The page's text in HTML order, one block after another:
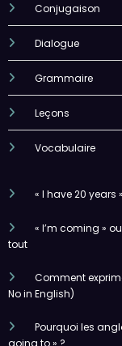
Conjugaison
Dialogue
Grammaire
Leçons
Vocabulaire
« I have 20
« I’m coming »
tout
Comment
No in English)
Pourquoi les
going to » ?